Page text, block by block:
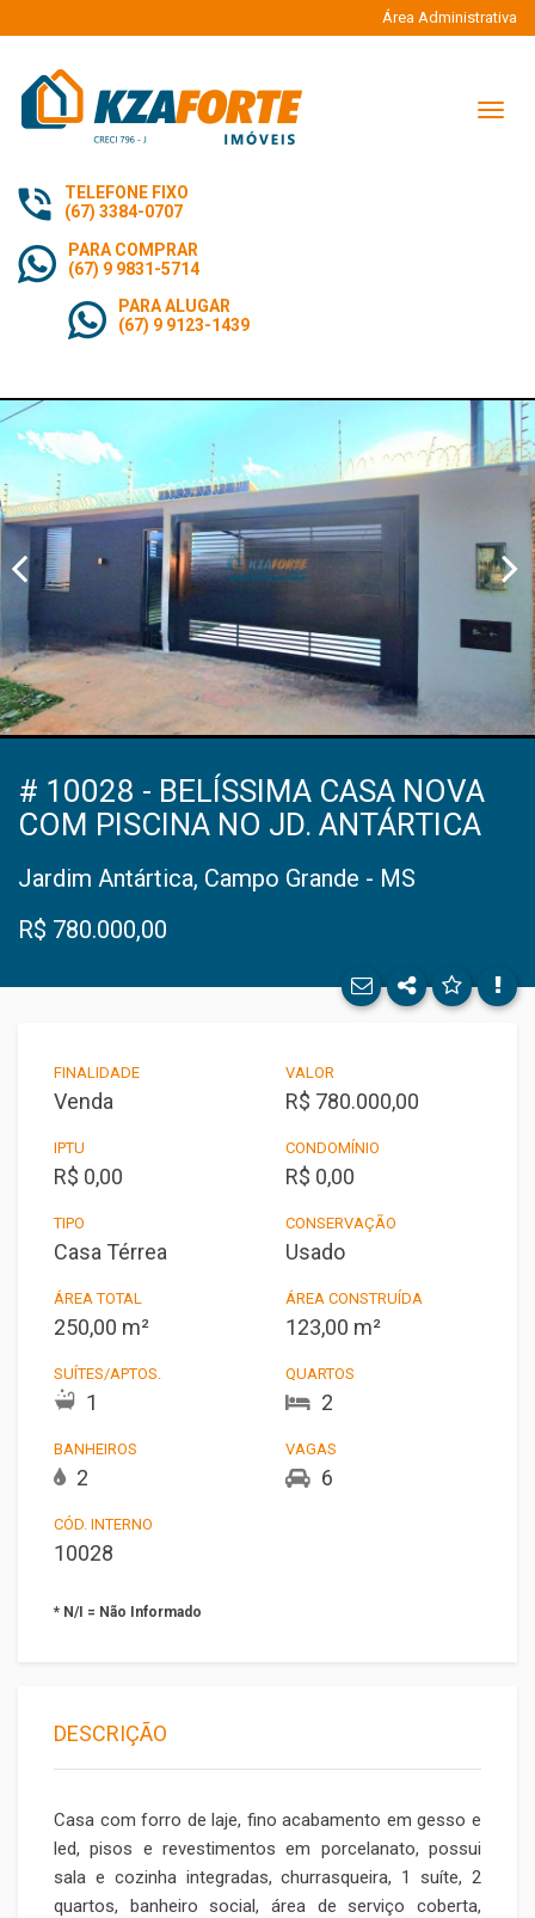
Área Administrativa
TELEFONE FIXO
(67) 3384-0707
PARA COMPRAR
(67) 9 9831-5714
PARA ALUGAR
(67) 9 9123-1439
# 10028 - BELÍSSIMA CASA NOVA
COM PISCINA NO JD. ANTÁRTICA
Jardim Antártica, Campo Grande - MS
R$ 780.000,00
FINALIDADE
Venda
VALOR
R$ 780.000,00
IPTU
R$ 0,00
CONDOMÍNIO
R$ 0,00
TIPO
Casa Térrea
CONSERVAÇÃO
Usado
ÁREA TOTAL
250,00 m²
ÁREA CONSTRUÍDA
123,00 m²
SUÍTES/APTOS.
1
QUARTOS
2
BANHEIROS
2
VAGAS
6
CÓD. INTERNO
10028
* N/I = Não Informado
DESCRIÇÃO
Casa com forro de laje, fino acabamento em gesso e
led, pisos e revestimentos em porcelanato, possui
sala e cozinha integradas, churrasqueira, 1 suíte, 2
quartos, banheiro social, área de serviço coberta,